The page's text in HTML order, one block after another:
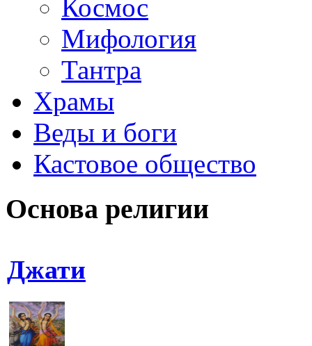
Космос
Мифология
Тантра
Храмы
Веды и боги
Кастовое общество
Основа религии
Джати